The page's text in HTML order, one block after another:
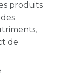
produits
de